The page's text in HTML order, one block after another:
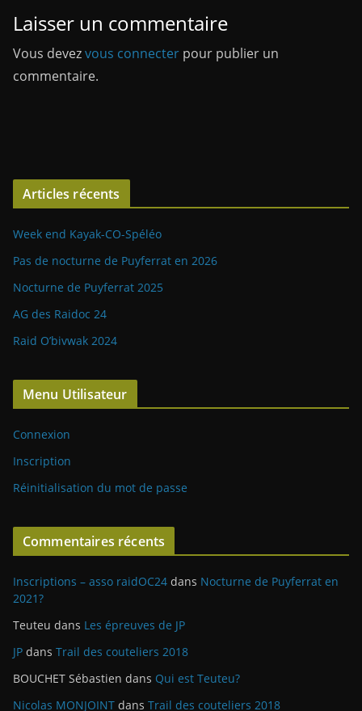
Laisser un commentaire
Vous devezvous connecter pour publier un
commentaire.
Articles récents
Week end Kayak-CO-Spéléo
Pas de nocturne de Puyferrat en 2026
Nocturne de Puyferrat 2025
AG des Raidoc 24
Raid O’bivwak 2024
Menu Utilisateur
Connexion
Inscription
Réinitialisation du mot de passe
Commentaires récents
Inscriptions – asso raidOC24 dans Nocturne de Puyferrat en
2021?
Teuteu dans Les épreuves de JP
JP dans Trail des couteliers 2018
BOUCHET Sébastien dans Qui est Teuteu?
Nicolas MONJOINT dans Trail des couteliers 2018